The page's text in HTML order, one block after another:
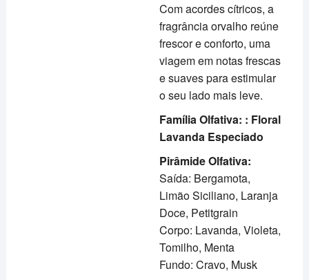
Com acordes cítricos, a
fragrância orvalho reúne
frescor e conforto, uma
viagem em notas frescas
e suaves para estimular
o seu lado mais leve.
Família Olfativa: : Floral
Lavanda Especiado
Pirâmide Olfativa:
Saída: Bergamota,
Limão Siciliano, Laranja
Doce, Petitgrain
Corpo: Lavanda, Violeta,
Tomilho, Menta
Fundo: Cravo, Musk
do
Campo
300ml
-
Orvalho
quantidade